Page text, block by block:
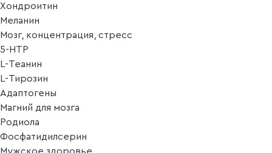
Хондроитин
Меланин
Мозг, концентрация, стресс
5-HTP
L-Теанин
L-Тирозин
Адаптогены
Магний для мозга
Родиола
Фосфатидилсерин
Мужское здоровье